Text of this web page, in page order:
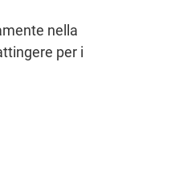
nella
per i